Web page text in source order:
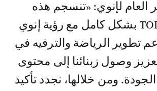
العام لإنوي: «تنسجم هذه
الشراكة مع TOD بشكل كامل مع رؤية إنوي
تطوير الرياضة والترفيه في
وصول زبنائنا إلى محتوى
ومن خلالها، نجدد تأكيد